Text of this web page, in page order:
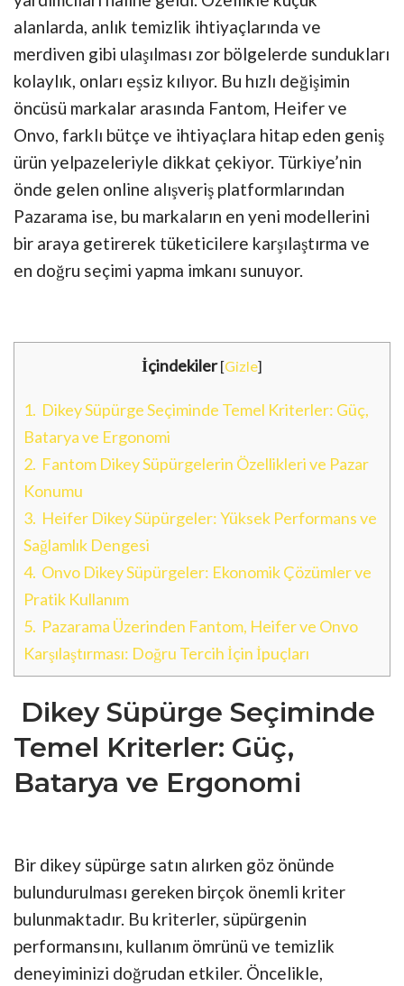
alanlarda, anlık temizlik ihtiyaçlarında ve
merdiven gibi ulaşılması zor bölgelerde sundukları
kolaylık, onları eşsiz kılıyor. Bu hızlı değişimin
öncüsü markalar arasında Fantom, Heifer ve
Onvo, farklı bütçe ve ihtiyaçlara hitap eden geniş
ürün yelpazeleriyle dikkat çekiyor. Türkiye’nin
önde gelen online alışveriş platformlarından
Pazarama ise, bu markaların en yeni modellerini
bir araya getirerek tüketicilere karşılaştırma ve
en doğru seçimi yapma imkanı sunuyor.
İçindekiler [Gizle]
1. Dikey Süpürge Seçiminde Temel Kriterler: Güç,
Batarya ve Ergonomi
2. Fantom Dikey Süpürgelerin Özellikleri ve Pazar
Konumu
3. Heifer Dikey Süpürgeler: Yüksek Performans ve
Sağlamlık Dengesi
4. Onvo Dikey Süpürgeler: Ekonomik Çözümler ve
Pratik Kullanım
5. Pazarama Üzerinden Fantom, Heifer ve Onvo
Karşılaştırması: Doğru Tercih İçin İpuçları
Dikey Süpürge Seçiminde
Temel Kriterler: Güç,
Batarya ve Ergonomi
Bir dikey süpürge satın alırken göz önünde
bulundurulması gereken birçok önemli kriter
bulunmaktadır. Bu kriterler, süpürgenin
performansını, kullanım ömrünü ve temizlik
deneyiminizi doğrudan etkiler. Öncelikle,